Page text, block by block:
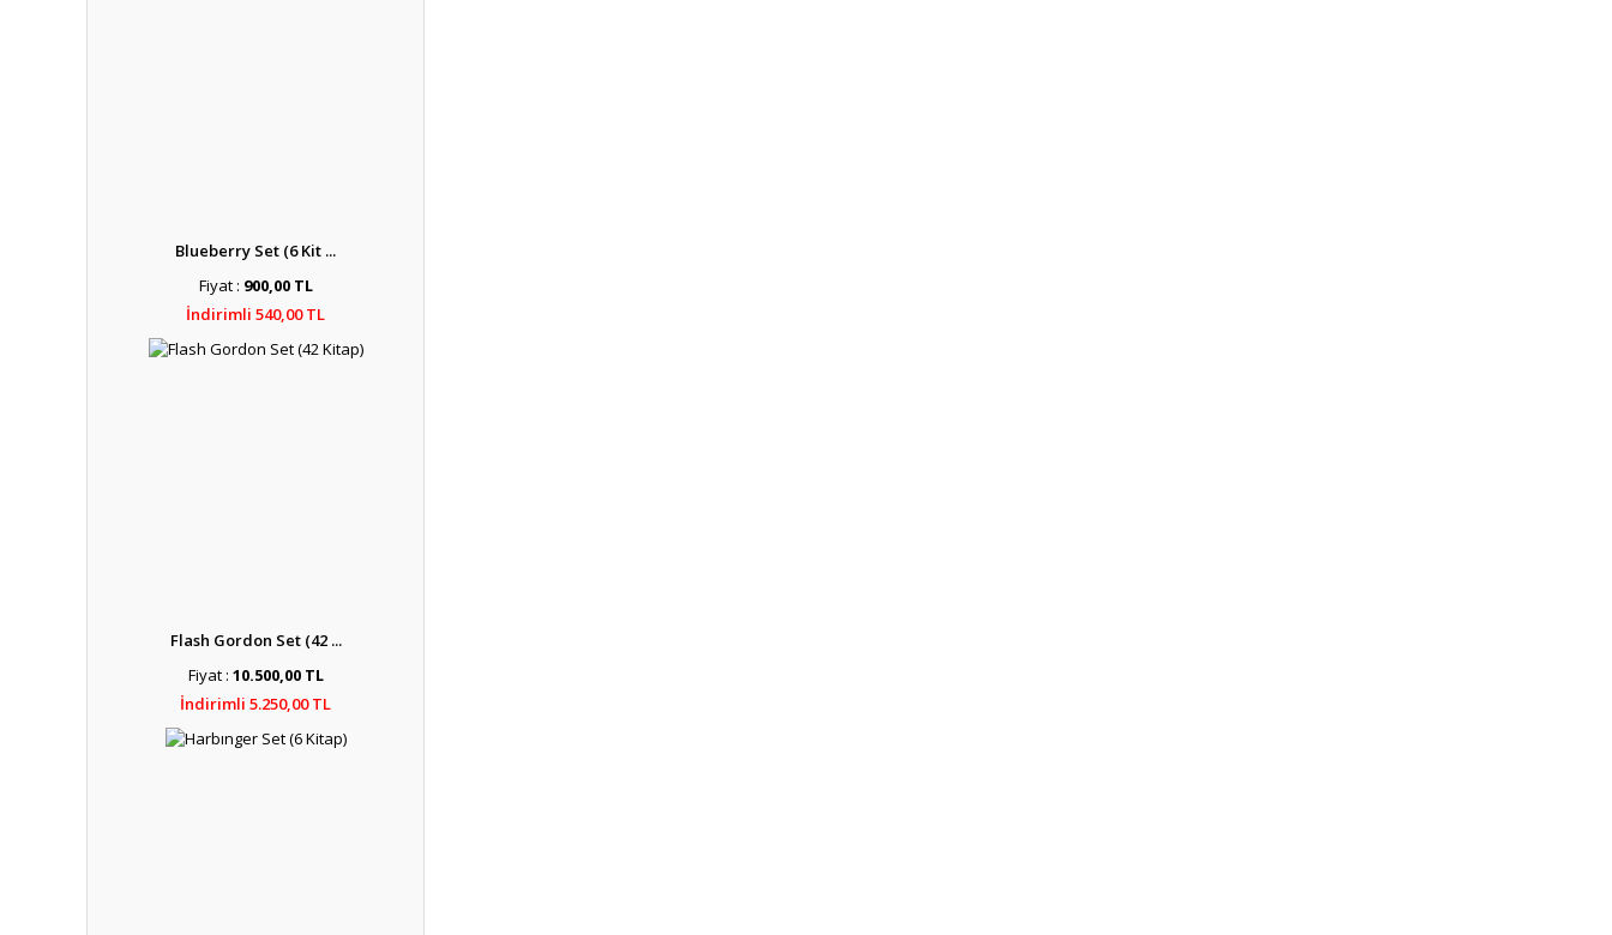
Blueberry Set (6 Kit ...
Fiyat : 900,00 TL
İndirimli 540,00 TL
Flash Gordon Set (42 ...
Fiyat : 10.500,00 TL
İndirimli 5.250,00 TL